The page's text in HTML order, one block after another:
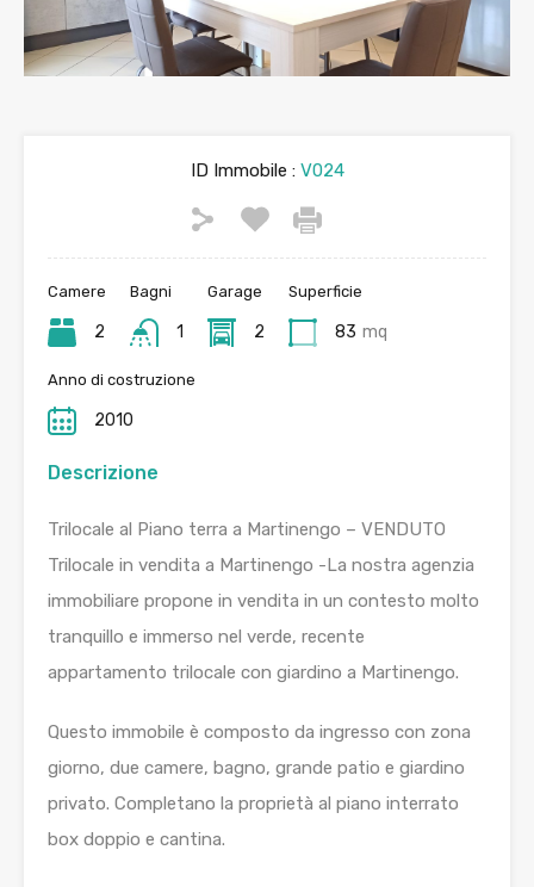
ID Immobile :V024
Camere
2
Bagni
1
Garage
2
Superficie
83 mq
Anno di costruzione
2010
Descrizione
Trilocale al Piano terra a Martinengo – VENDUTO
Trilocale in vendita a Martinengo -La nostra agenzia
immobiliare propone in vendita in un contesto molto
tranquillo e immerso nel verde, recente
appartamento trilocale con giardino a Martinengo.
Questo immobile è composto da ingresso con zona
giorno, due camere, bagno, grande patio e giardino
privato. Completano la proprietà al piano interrato
box doppio e cantina.